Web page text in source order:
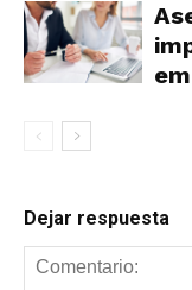
Dejar respuesta